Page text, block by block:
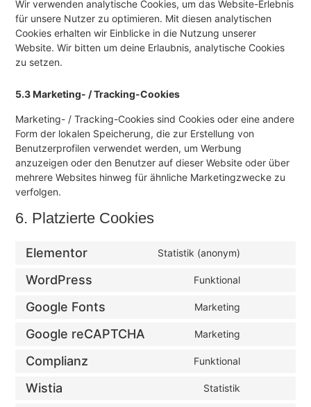
Wir verwenden analytische Cookies, um das Website-Erlebnis
für unsere Nutzer zu optimieren. Mit diesen analytischen
Cookies erhalten wir Einblicke in die Nutzung unserer
Website. Wir bitten um deine Erlaubnis, analytische Cookies
zu setzen.
5.3 Marketing- / Tracking-Cookies
Marketing- / Tracking-Cookies sind Cookies oder eine andere
Form der lokalen Speicherung, die zur Erstellung von
Benutzerprofilen verwendet werden, um Werbung
anzuzeigen oder den Benutzer auf dieser Website oder über
mehrere Websites hinweg für ähnliche Marketingzwecke zu
verfolgen.
6. Platzierte Cookies
Elementor Statistik (anonym)
WordPress Funktional
Google Fonts Marketing
Google reCAPTCHA Marketing
Complianz Funktional
Wistia Statistik